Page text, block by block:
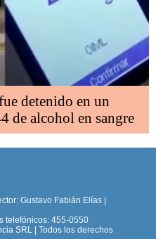
detenido en un
de alcohol en sangre
Gustavo Fabián Elías |
telefónicos: 455-0550
SRL | Todos los derechos